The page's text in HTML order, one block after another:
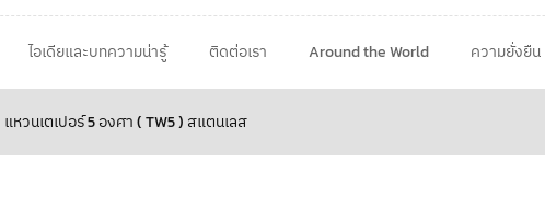
ไอเดียและบทความน่ารู้ ติดต่อเรา Around the World ความยั่งยืน
แหวนเตเปอร์ 5 องศา ( TW5 ) สแตนเลส